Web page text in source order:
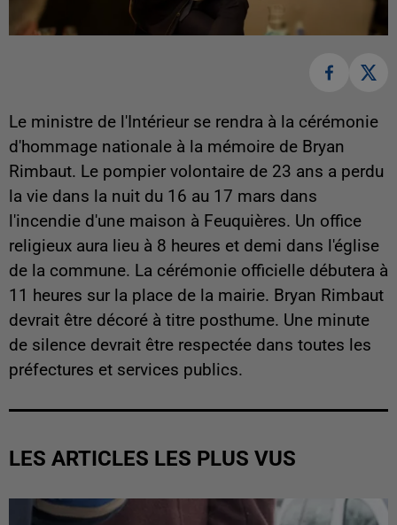
Le ministre de l'Intérieur se rendra à la cérémonie
d'hommage nationale à la mémoire de Bryan
Rimbaut. Le pompier volontaire de 23 ans a perdu
la vie dans la nuit du 16 au 17 mars dans
l'incendie d'une maison à Feuquières. Un office
religieux aura lieu à 8 heures et demi dans l'église
de la commune. La cérémonie officielle débutera à
11 heures sur la place de la mairie. Bryan Rimbaut
devrait être décoré à titre posthume. Une minute
de silence devrait être respectée dans toutes les
préfectures et services publics.
LES ARTICLES LES PLUS VUS